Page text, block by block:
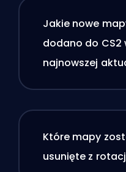
Jakie nowe
dodano do CS2
najnowszej
Które mapy
usunięte z